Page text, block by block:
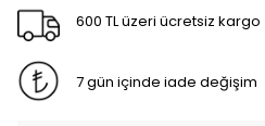
600 TL üzeri ücretsiz kargo
7 gün içinde iade değişim